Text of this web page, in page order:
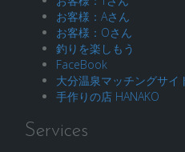
お客様：Aさん
お客様：Oさん
釣りを楽しもう
FaceBook
大分温泉マッチングサイ
手作りの店 HANAKO
Services